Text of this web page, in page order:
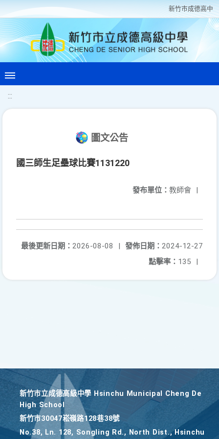
新竹巿成德高中
:::
圖文公告
國三師生足壘球比賽1131220
發布單位： 教師會 |
發佈日期： 2024-12-27
最後更新日期： 2026-08-08
|
點擊率： 135 |
新竹巿立成德高級中學 Hsinchu Municipal Cheng De
High School
新竹巿30047崧嶺路128巷38號
No.38, Ln. 128, Songling Rd., North Dist., Hsinchu